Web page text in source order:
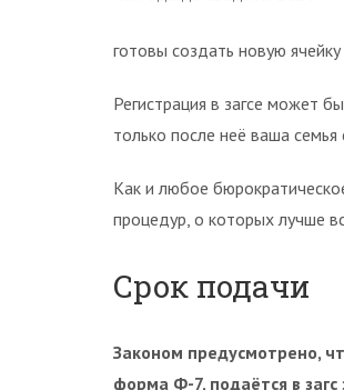
готовы создать новую
Регистрация в загсе может
только после неё ваша
Как и любое
процедур, о которых лучше
Срок подачи
Законом предусмотрено,
форма Ф-7, подаётся в